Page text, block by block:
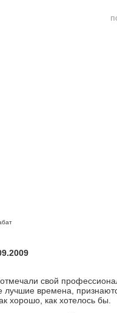
свой
лучшие времена,
хорошо, как хотелось бы.